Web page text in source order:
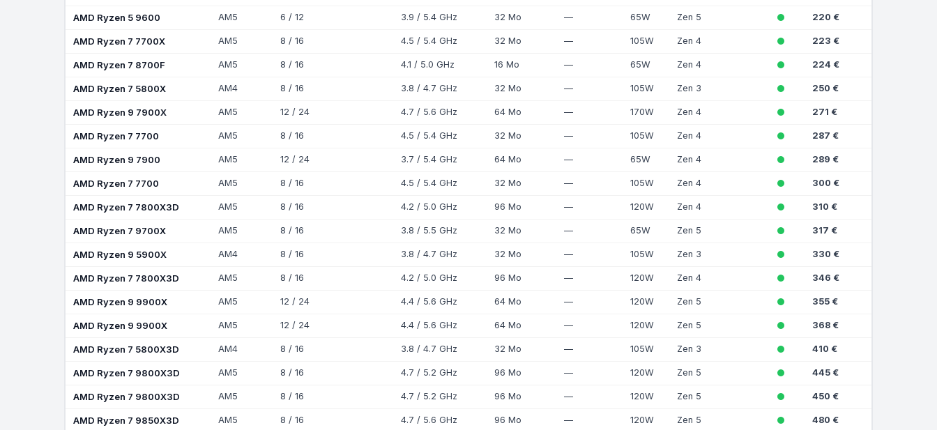
AMD Ryzen 5 9600 AM5 6 / 12 3.9 / 5.4 GHz 32 Mo — 65W Zen 5 220 €
AMD Ryzen 7 7700X AM5 8 / 16 4.5 / 5.4 GHz 32 Mo — 105W Zen 4 223 €
AMD Ryzen 7 8700F AM5 8 / 16 4.1 / 5.0 GHz 16 Mo — 65W Zen 4 224 €
AMD Ryzen 7 5800X AM4 8 / 16 3.8 / 4.7 GHz 32 Mo — 105W Zen 3 250 €
AMD Ryzen 9 7900X AM5 12 / 24 4.7 / 5.6 GHz 64 Mo — 170W Zen 4 271 €
AMD Ryzen 7 7700 AM5 8 / 16 4.5 / 5.4 GHz 32 Mo — 105W Zen 4 287 €
AMD Ryzen 9 7900 AM5 12 / 24 3.7 / 5.4 GHz 64 Mo — 65W Zen 4 289 €
AMD Ryzen 7 7700 AM5 8 / 16 4.5 / 5.4 GHz 32 Mo — 105W Zen 4 300 €
AMD Ryzen 7 7800X3D AM5 8 / 16 4.2 / 5.0 GHz 96 Mo — 120W Zen 4 310 €
AMD Ryzen 7 9700X AM5 8 / 16 3.8 / 5.5 GHz 32 Mo — 65W Zen 5 317 €
AMD Ryzen 9 5900X AM4 8 / 16 3.8 / 4.7 GHz 32 Mo — 105W Zen 3 330 €
AMD Ryzen 7 7800X3D AM5 8 / 16 4.2 / 5.0 GHz 96 Mo — 120W Zen 4 346 €
AMD Ryzen 9 9900X AM5 12 / 24 4.4 / 5.6 GHz 64 Mo — 120W Zen 5 355 €
AMD Ryzen 9 9900X AM5 12 / 24 4.4 / 5.6 GHz 64 Mo — 120W Zen 5 368 €
AMD Ryzen 7 5800X3D AM4 8 / 16 3.8 / 4.7 GHz 32 Mo — 105W Zen 3 410 €
AMD Ryzen 7 9800X3D AM5 8 / 16 4.7 / 5.2 GHz 96 Mo — 120W Zen 5 445 €
AMD Ryzen 7 9800X3D AM5 8 / 16 4.7 / 5.2 GHz 96 Mo — 120W Zen 5 450 €
AMD Ryzen 7 9850X3D AM5 8 / 16 4.7 / 5.6 GHz 96 Mo — 120W Zen 5 480 €